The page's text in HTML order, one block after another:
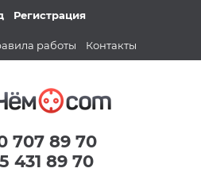
Регистрация
работы Контакты
707 89 70
431 89 70